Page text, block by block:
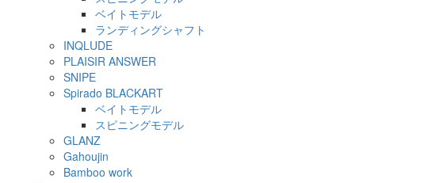
ベイトモデル
ランディングシャフト
INQLUDE
PLAISIR ANSWER
SNIPE
Spirado BLACKART
ベイトモデル
スピニングモデル
GLANZ
Gahoujin
Bamboo work